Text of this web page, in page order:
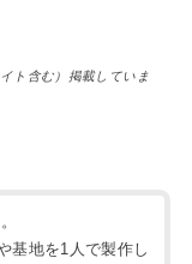
ト含む）掲載していま
基地を1人で製作し